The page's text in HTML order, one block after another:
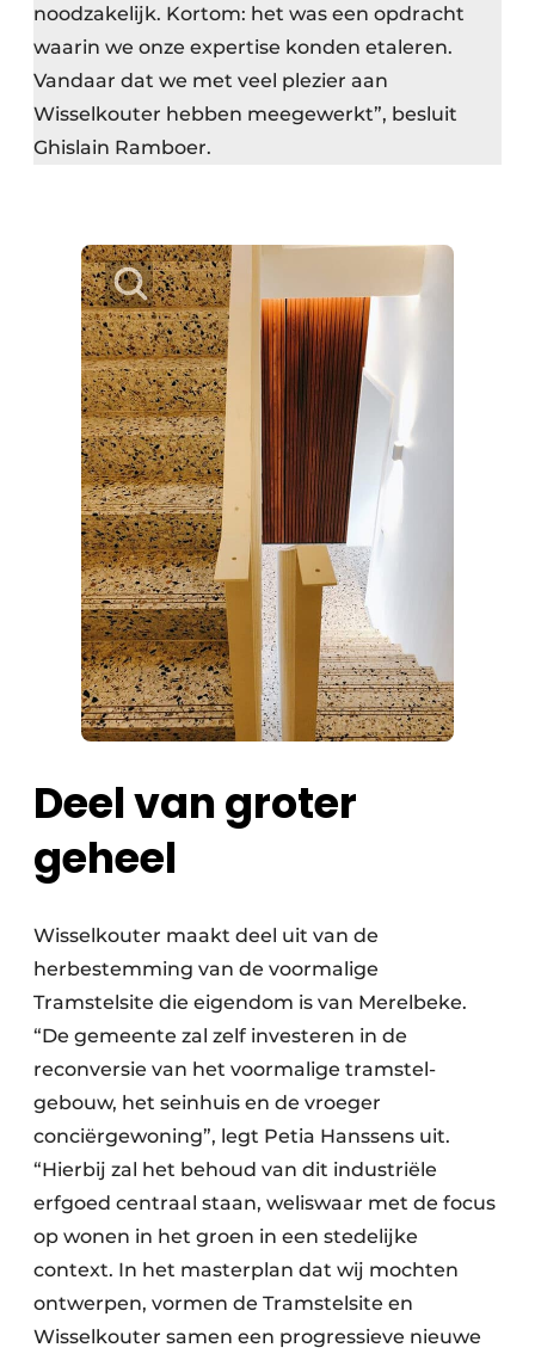
noodzakelijk. Kortom: het was een opdracht
waarin we onze expertise konden etaleren.
Vandaar dat we met veel plezier aan
Wisselkouter hebben meegewerkt”, besluit
Ghislain Ramboer.
Deel van groter
geheel
Wisselkouter maakt deel uit van de
herbestemming van de voormalige
Tramstelsite die eigendom is van Merelbeke.
“De gemeente zal zelf investeren in de
reconversie van het voormalige tramstel-
gebouw, het seinhuis en de vroeger
conciërgewoning”, legt Petia Hanssens uit.
“Hierbij zal het behoud van dit industriële
erfgoed centraal staan, weliswaar met de focus
op wonen in het groen in een stedelijke
context. In het masterplan dat wij mochten
ontwerpen, vormen de Tramstelsite en
Wisselkouter samen een progressieve nieuwe